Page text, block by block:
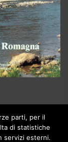
parti, per il
di statistiche
servizi esterni.